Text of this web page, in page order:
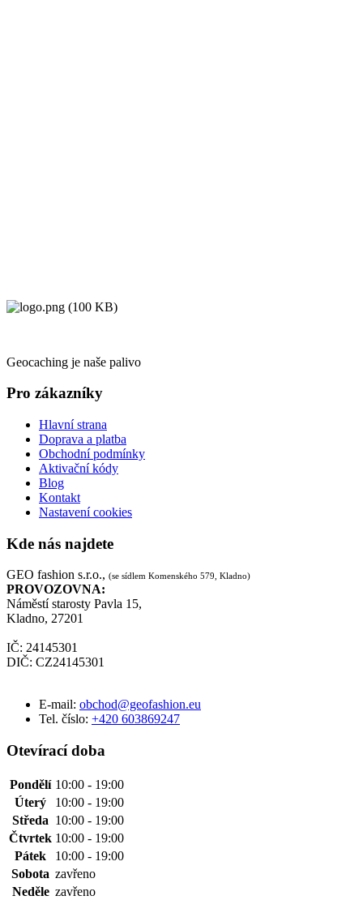
Geocaching je naše palivo
Pro zákazníky
Hlavní strana
Doprava a platba
Obchodní podmínky
Aktivační kódy
Blog
Kontakt
Nastavení cookies
Kde nás najdete
GEO fashion s.r.o., (se sídlem Komenského 579, Kladno)
PROVOZOVNA:
Náměstí starosty Pavla 15,
Kladno, 27201
IČ: 24145301
DIČ: CZ24145301
E-mail: obchod@geofashion.eu
Tel. číslo: +420 603869247
Otevírací doba
Pondělí 10:00 - 19:00
Úterý
10:00 - 19:00
Středa 10:00 - 19:00
Čtvrtek 10:00 - 19:00
Pátek
10:00 - 19:00
Sobota zavřeno
Neděle zavřeno